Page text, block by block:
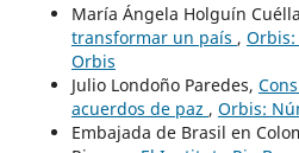
María Ángela Holguín
transformar un país , Orbis:
Orbis
Julio Londoño Paredes,
acuerdos de paz , Orbis:
Embajada de Brasil en